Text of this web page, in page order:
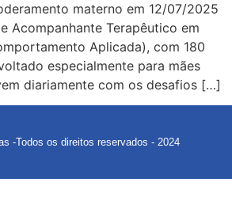
materno em 12/07/2025
Acompanhante Terapêutico em
Aplicada), com 180
especialmente para mães
diariamente com os desafios […]
-Todos os direitos reservados - 2024